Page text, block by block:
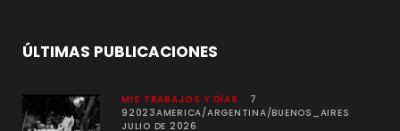
ÚLTIMAS PUBLICACIONES
MIS TRABAJOS Y DÍAS
7
92023AMERICA/ARGENTINA/BUENOS_AIRES
JULIO DE 2026